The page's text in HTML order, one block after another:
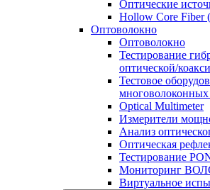
Оптические
Hollow Core Fiber
Оптоволокно
Оптоволокно
Тестирование
оптической/
Тестовое
Optical Multimeter
Измерители
Анализ
Оптическая
Тестирование
Мониторинг
Виртуальное